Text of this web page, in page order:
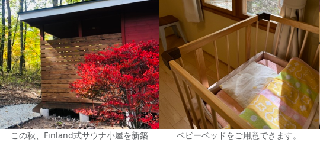
この秋、Finland式サウナ小屋を新築 ベビーベッドをご用意できます。